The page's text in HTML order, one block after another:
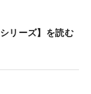
リーズ】を読む